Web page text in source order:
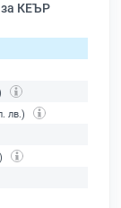
КЕЪР
лв.)